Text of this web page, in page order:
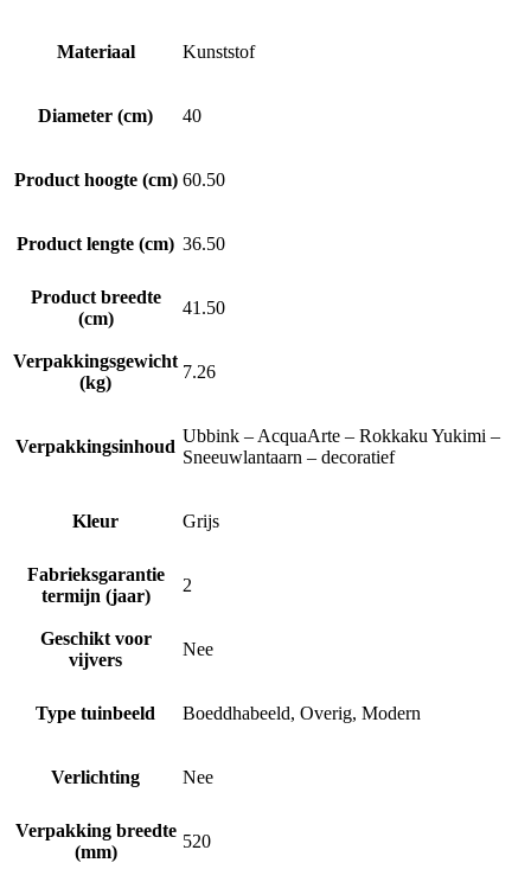
Materiaal Kunststof
Diameter (cm) 40
Product hoogte (cm) 60.50
Product lengte (cm) 36.50
Product breedte
(cm)
41.50
Verpakkingsgewicht
(kg)
7.26
Verpakkingsinhoud
Ubbink – AcquaArte – Rokkaku Yukimi –
Sneeuwlantaarn – decoratief
Kleur Grijs
Fabrieksgarantie
termijn (jaar)
2
Geschikt voor
vijvers
Nee
Type tuinbeeld Boeddhabeeld, Overig, Modern
Verlichting Nee
Verpakking breedte
(mm)
520